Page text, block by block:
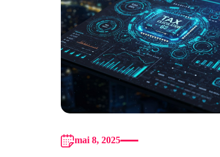
mai 8, 2025